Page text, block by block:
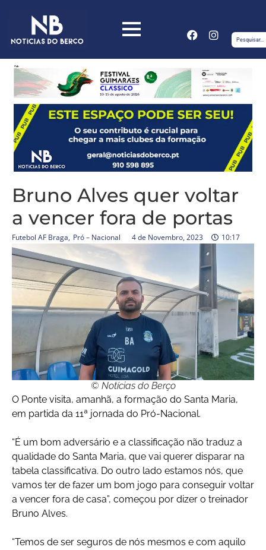
Bruno Alves quer voltar
a vencer fora de portas
Futebol AF Braga, Pró – Nacional 4 de Novembro, 2023 10:17
© Notícias do Berço
O Ponte visita, amanhã, a formação do Santa Maria,
em partida da 11ª jornada do Pró-Nacional.
“É um bom adversário e a classificação não traduz a
qualidade do Santa Maria, que vai querer disparar na
tabela classificativa. Do outro lado estamos nós, que
vamos ter de fazer um bom jogo para conseguir voltar
a vencer fora de casa”, começou por dizer o treinador
Bruno Alves.
“Temos de ser seguros de nós mesmos e com aquilo